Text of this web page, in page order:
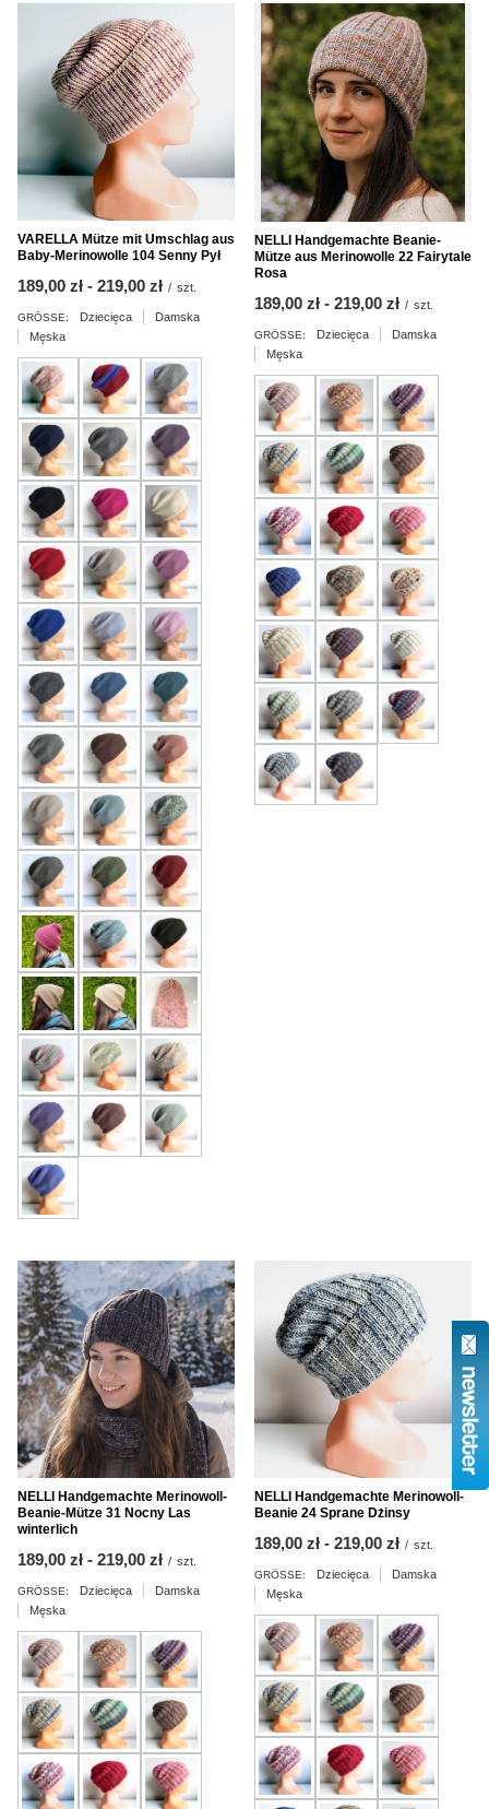
VARELLA Mütze mit Umschlag aus
Baby-Merinowolle 104 Senny Pył
ab
189,00 zł - bis
219,00 zł / szt.
GRÖSSE: Dziecięca
Damska
Męska
NELLI Handgemachte Beanie-
Mütze aus Merinowolle 22 Fairytale
Rosa
ab
189,00 zł - bis
219,00 zł / szt.
GRÖSSE: Dziecięca
Damska
Męska
NELLI Handgemachte Merinowoll-
Beanie-Mütze 31 Nocny Las
winterlich
ab
189,00 zł - bis
219,00 zł / szt.
GRÖSSE: Dziecięca
Damska
Męska
NELLI Handgemachte Merinowoll-
Beanie 24 Sprane Dżinsy
ab
189,00 zł - bis
219,00 zł / szt.
GRÖSSE: Dziecięca
Damska
Męska